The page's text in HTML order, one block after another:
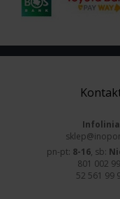
Infolinia
pn-pt: 8-16, sb:
801 002
52 561 99